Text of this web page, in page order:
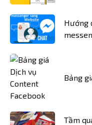
Hướng
Bảng
Tầm